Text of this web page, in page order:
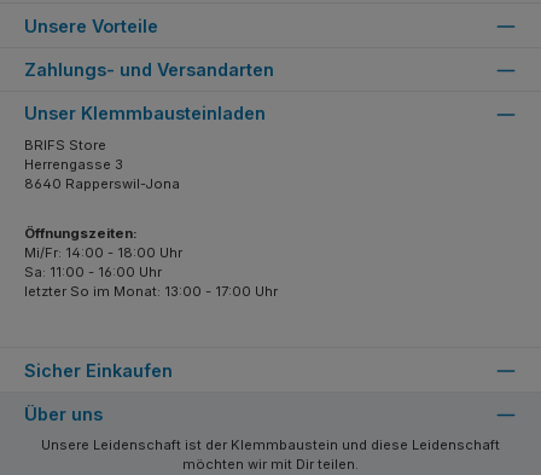
Unsere Vorteile
Zahlungs- und Versandarten
Sicher Einkaufen
Unser Klemmbausteinladen
BRIFS Store
Herrengasse 3
8640 Rapperswil-Jona
Öffnungszeiten:
Mi/Fr: 14:00 - 18:00 Uhr
Sa: 11:00 - 16:00 Uhr
letzter So im Monat: 13:00 - 17:00 Uhr
Über uns
Unsere Leidenschaft ist der Klemmbaustein und diese Leidenschaft
möchten wir mit Dir teilen.